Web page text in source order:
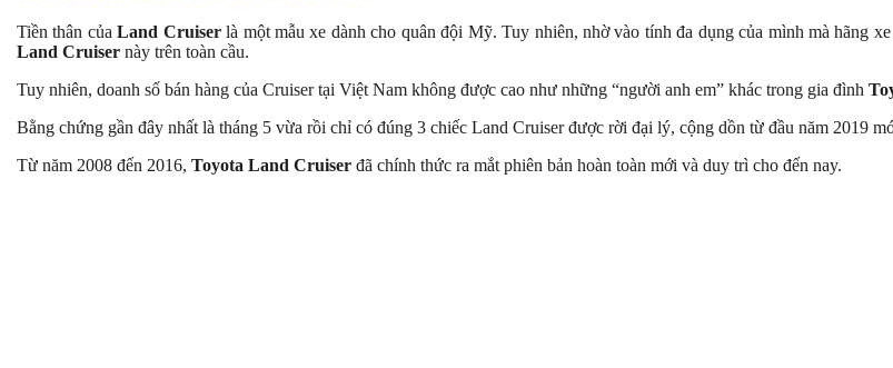
Tiền thân củaLand Cruiserlà một mẫu xe dành cho quân đội Mỹ. Tuy nhiên, nhờ vào tính đa dụng của mình mà hãng
Land Cruiser này trên toàn cầu.
Tuy nhiên, doanh số bán hàng của Cruiser tại Việt Nam không được cao như những “người anh em” khác trong gia đình
Bằng chứng gần đây nhất là tháng 5 vừa rồi chỉ có đúng 3 chiếc Land Cruiser được rời đại lý, cộng dồn từ đầu năm 2019
Từ năm 2008 đến 2016, Toyota Land Cruiser đã chính thức ra mắt phiên bản hoàn toàn mới và duy trì cho đến nay.